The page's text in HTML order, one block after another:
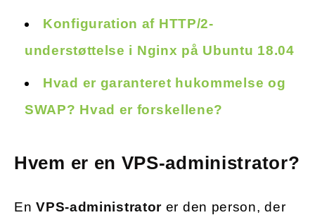
Konfiguration af HTTP/2-
understøttelse i Nginx på Ubuntu 18.04
Hvad er garanteret hukommelse og
SWAP? Hvad er forskellene?
Hvem er en VPS-administrator?
EnVPS-administrator er den person, der